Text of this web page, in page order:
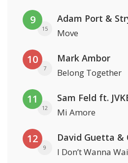
9
15
Adam Port &
Move
10
7
Mark Ambor
Belong Together
11
12
Sam Feld ft.
Mi Amore
12
9
David Guetta &
I Don’t Wanna